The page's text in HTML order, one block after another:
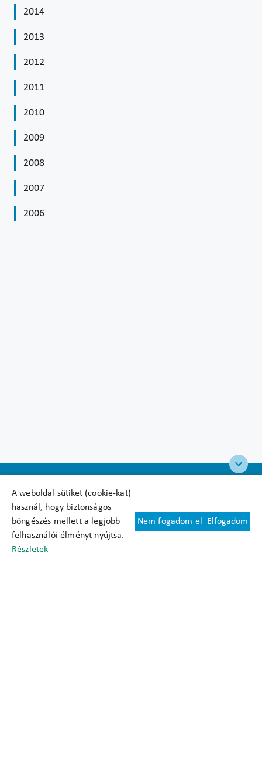
A weboldal sütiket (cookie-kat)
használ, hogy biztonságos
böngészés mellett a legjobb
felhasználói élményt nyújtsa.
Részletek
Nem fogadom el Elfogadom
2014
2013
2012
2011
2010
2009
2008
2007
2006
Felhasználási feltételek